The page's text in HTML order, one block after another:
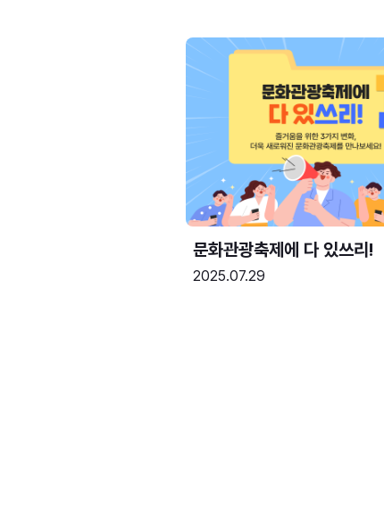
문화관광축제에 다 있쓰리!
2025.07.29